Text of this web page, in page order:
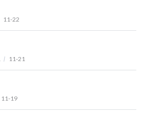
11-22
11-21
11-19